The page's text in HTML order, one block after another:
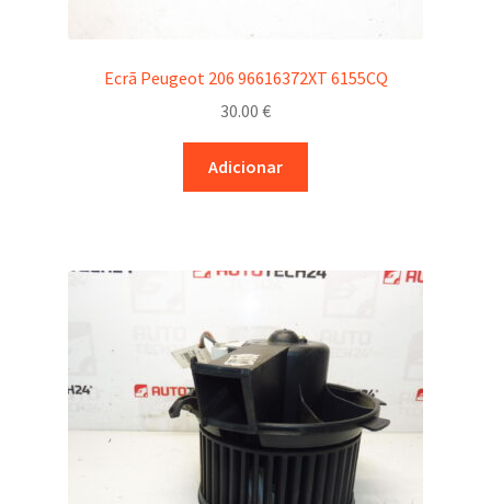
Ecrã Peugeot 206 96616372XT 6155CQ
30.00 €
Adicionar